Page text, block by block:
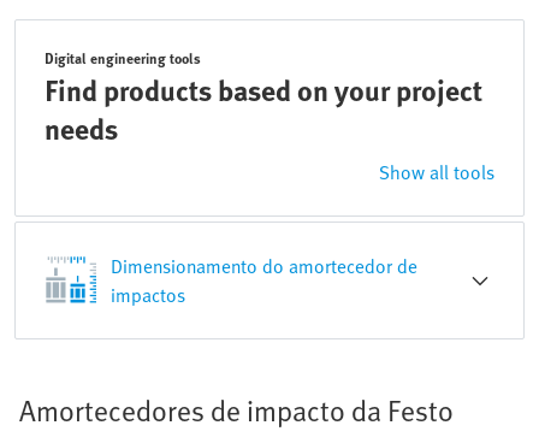
Digital engineering tools
Find products based on your project
needs
Show all tools
Dimensionamento do amortecedor de
impactos
Amortecedores de impacto da Festo